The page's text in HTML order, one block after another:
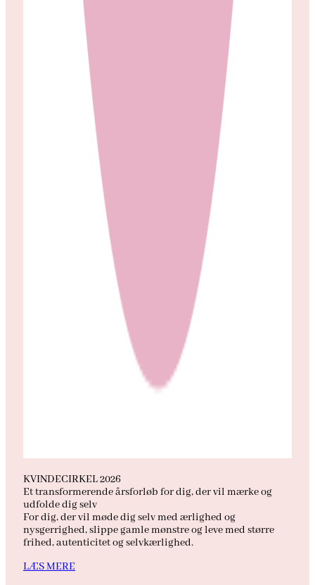
KVINDECIRKEL 2026
Et transformerende årsforløb for dig, der vil mærke og
udfolde dig selv
For dig, der vil møde dig selv med ærlighed og
nysgerrighed, slippe gamle mønstre og leve med større
frihed, autenticitet og selvkærlighed.
LÆS MERE